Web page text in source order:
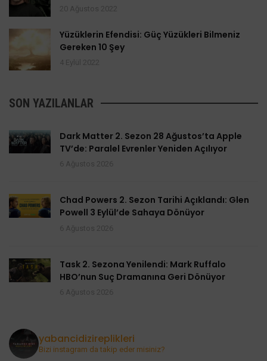
Yüzüklerin Efendisi: Güç Yüzükleri Bilmeniz
Gereken 10 Şey
SON YAZILANLAR
Dark Matter 2. Sezon 28 Ağustos’ta Apple
TV’de: Paralel Evrenler Yeniden Açılıyor
Chad Powers 2. Sezon Tarihi Açıklandı: Glen
Powell 3 Eylül’de Sahaya Dönüyor
Task 2. Sezona Yenilendi: Mark Ruffalo
HBO’nun Suç Dramanına Geri Dönüyor
yabancidizireplikleri
Bizi instagram da takip eder misiniz?